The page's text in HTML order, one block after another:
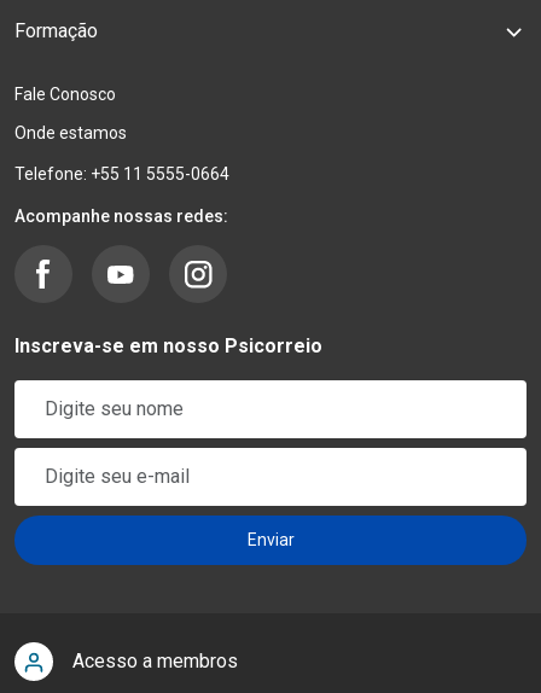
Formação
Fale Conosco
Onde estamos
Telefone: +55 11 5555-0664
Acompanhe nossas redes:
Inscreva-se em nosso Psicorreio
Acesso a membros